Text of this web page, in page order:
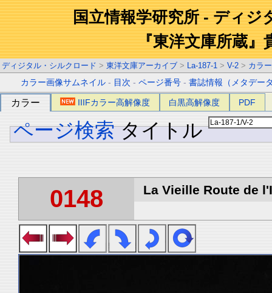
国立情報学研究所 - ディジ
『東洋文庫所蔵』
ディジタル・シルクロード > 東洋文庫アーカイブ > La-187-1 > V-2 > カラ
カラー画像サムネイル - 目次 -ページ番号 -書誌情報（メタデー
カラー IIIFカラー高解像度 白黒高解像度 PDF
ページ検索 タイトル
0148 La Vieille Route de